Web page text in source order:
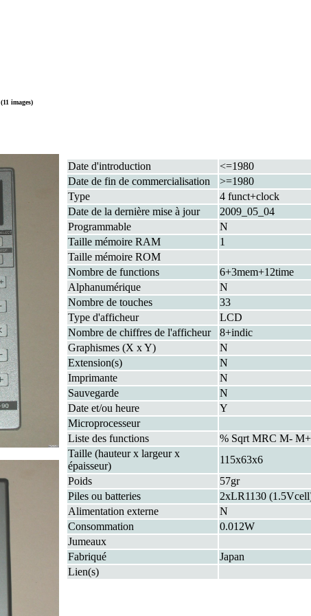
(11 images)
Date d'introduction
<=1980
Date de fin de commercialisation
>=1980
Type
4 funct+clock
Date de la dernière mise à jour
2009_05_04
Programmable
N
Taille mémoire RAM
1
Taille mémoire ROM
Nombre de functions
6+3mem+12time
Alphanumérique
N
Nombre de touches
33
Type d'afficheur
LCD
Nombre de chiffres de l'afficheur
8+indic
Graphismes (X x Y)
N
Extension(s)
N
Imprimante
N
Sauvegarde
N
Date et/ou heure
Y
Microprocesseur
Liste des functions
% Sqrt MRC M-
Taille (hauteur x largeur x
épaisseur)
115x63x6
Poids
57gr
Piles ou batteries
2xLR1130
Alimentation externe
N
Consommation
0.012W
Jumeaux
Fabriqué
Japan
Lien(s)